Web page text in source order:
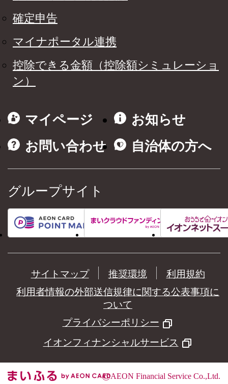
確定申告
マイナポータル連携
控除できる金額（控除額シミュレーショ
ン）
マイページ
お知らせ
お問い合わせ
自治体の方へ
グループサイト
サイトマップ 推奨環境
利用規約
利用者情報の外部送信規律に関する公表事項に
ついて
プライバシーポリシー
イオンフィナンシャルサービス
©AEON Financial Service Co.,Ltd.